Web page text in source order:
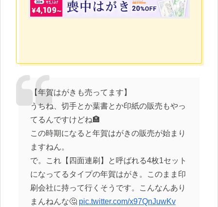
【年賀はがきも売ってます】
うちね、切手とか葉書とか印紙の販売もやっ
てるんですけどね🏣
この時期になると年賀はがきの販売が始まり
ますねん。
で。これ【四面連刷】と呼ばれる4枚1セット
になってるタイプの年賀はがき。このまま印
刷会社に持って行くそうです。こんなんあり
まんねんな🤔 pic.twitter.com/x97QnJuwKv